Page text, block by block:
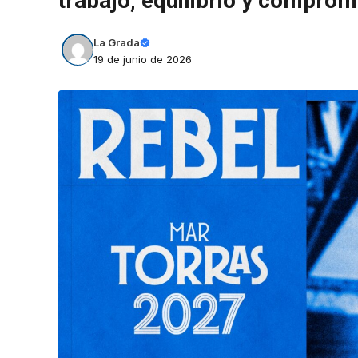
La Grada
19 de junio de 2026